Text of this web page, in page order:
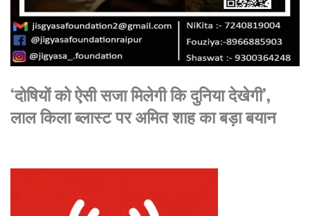
‘दोषियों को ऐसी सजा मिलेगी कि दुनिया देखेगी’,
लाल किला ब्लास्ट पर अमित शाह का बड़ा बयान